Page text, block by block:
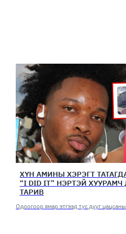
ХҮН АМИНЫ ХЭРЭГТ
“I DID IT” НЭРТЭЙ
ТАРИВ
Одоогоор ямар этгээд тус дууг